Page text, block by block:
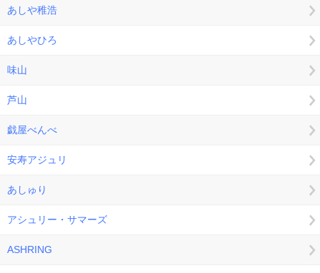
あしや稚浩
あしやひろ
味山
芦山
戯屋べんべ
安寿アジュリ
あしゅり
アシュリー・サマーズ
ASHRING